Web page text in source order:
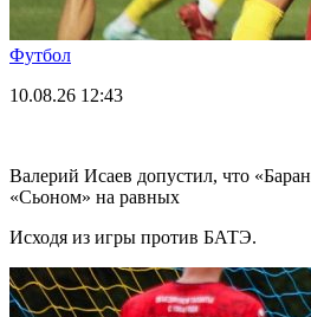
Футбол
10.08.26 12:43
Валерий Исаев допустил, что
«Сьоном» на равных
Исходя из игры против БАТЭ.